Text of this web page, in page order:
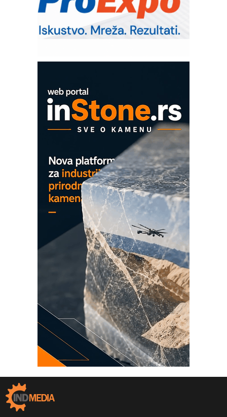
Bezbednost na prvom mestu!
IB BLUMENAUER - više od 40 godina
poverenja u industriji
OBO sistemi mrežastih nosača kablova
Proizvodnja iC7 Hybrid 1500 VDC
mrežnog pretvarača sa tečnim
hlađenjem